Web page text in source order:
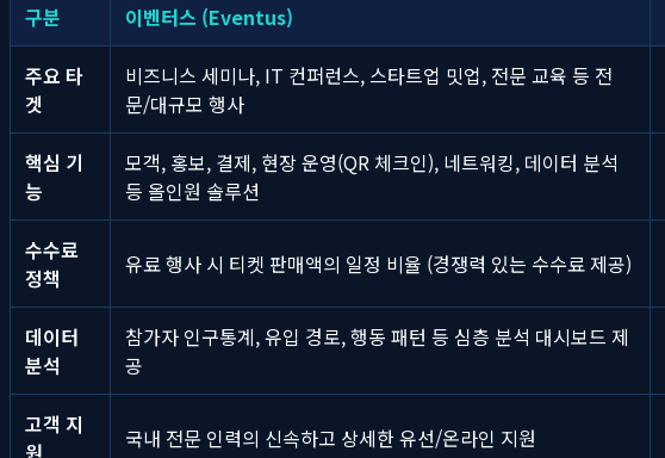
구분 이벤터스 (Eventus)
주요 타
겟
비즈니스 세미나, IT 컨퍼런스, 스타트업 밋업, 전문 교육 등 전
문/대규모 행사
핵심 기
능
모객, 홍보, 결제, 현장 운영(QR 체크인), 네트워킹, 데이터 분석
등 올인원 솔루션
수수료
정책
유료 행사 시 티켓 판매액의 일정 비율 (경쟁력 있는 수수료 제공)
데이터
분석
참가자 인구통계, 유입 경로, 행동 패턴 등 심층 분석 대시보드 제
공
고객 지
원
국내 전문 인력의 신속하고 상세한 유선/온라인 지원